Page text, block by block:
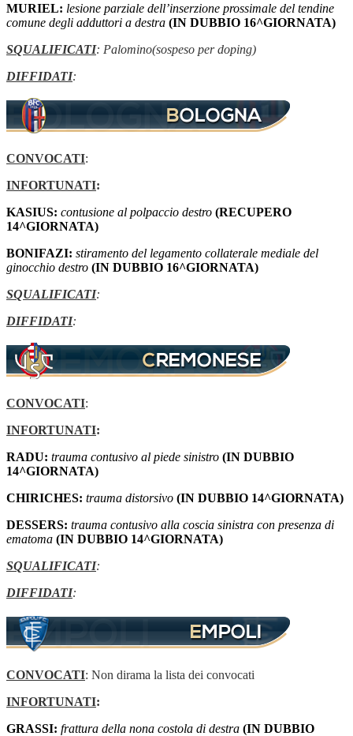
MURIEL: lesione parziale dell’inserzione prossimale del tendine
comune degli adduttori a destra (IN DUBBIO 16^GIORNATA)
SQUALIFICATI: Palomino(sospeso per doping)
DIFFIDATI:
CONVOCATI:
INFORTUNATI:
KASIUS: contusione al polpaccio destro (RECUPERO
14^GIORNATA)
BONIFAZI: stiramento del legamento collaterale mediale del
ginocchio destro (IN DUBBIO 16^GIORNATA)
SQUALIFICATI:
DIFFIDATI:
CONVOCATI:
INFORTUNATI:
RADU: trauma contusivo al piede sinistro (IN DUBBIO
14^GIORNATA)
CHIRICHES: trauma distorsivo (IN DUBBIO 14^GIORNATA)
DESSERS: trauma contusivo alla coscia sinistra con presenza di
ematoma (IN DUBBIO 14^GIORNATA)
SQUALIFICATI:
DIFFIDATI:
CONVOCATI: Non dirama la lista dei convocati
INFORTUNATI:
GRASSI: frattura della nona costola di destra (IN DUBBIO